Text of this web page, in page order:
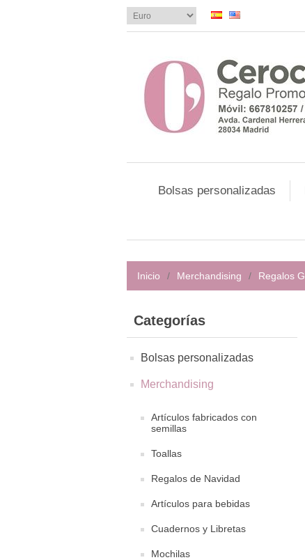
Bolsas personalizadas
Inicio / Merchandising / Regalos
Categorías
Bolsas personalizadas
Merchandising
Artículos fabricados con
semillas
Toallas
Regalos de Navidad
Artículos para bebidas
Cuadernos y Libretas
Mochilas